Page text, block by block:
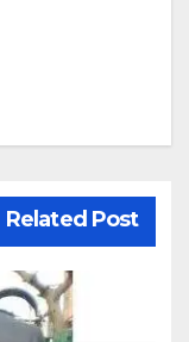
Related Post